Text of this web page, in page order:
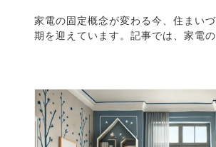
家電の固定概念が変わる今、住まい
期を迎えています。記事では、家電の